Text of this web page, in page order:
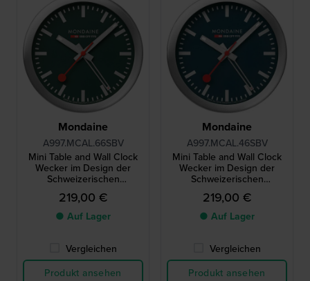
Mondaine
A997.MCAL.66SBV
Mini Table and Wall Clock
Wecker im Design der
Schweizerischen
Bundesbahnen 12,5cm
219,00 €
● Auf Lager
Vergleichen
Produkt ansehen
Mondaine
A997.MCAL.46SBV
Mini Table and Wall Clock
Wecker im Design der
Schweizerischen
Bundesbahnen 12,5cm
219,00 €
● Auf Lager
Vergleichen
Produkt ansehen